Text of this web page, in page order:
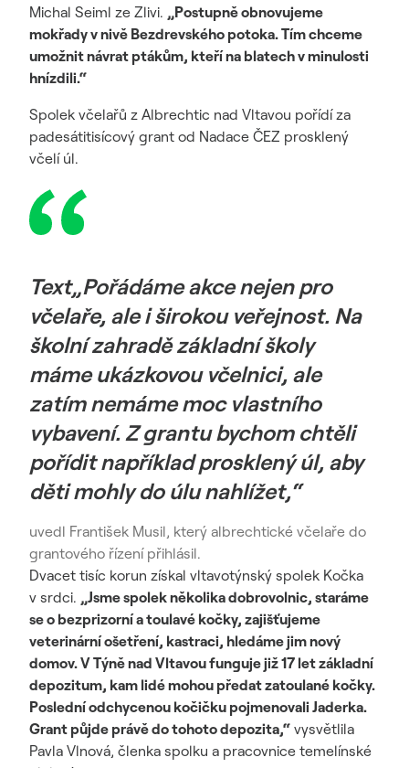
Michal Seiml ze Zlivi. „Postupně obnovujeme
mokřady v nivě Bezdrevského potoka. Tím chceme
umožnit návrat ptákům, kteří na blatech v minulosti
hnízdili.“
Spolek včelařů z Albrechtic nad Vltavou pořídí za
padesátitisícový grant od Nadace ČEZ prosklený
včelí úl.
Text„Pořádáme akce nejen pro
včelaře, ale i širokou veřejnost. Na
školní zahradě základní školy
máme ukázkovou včelnici, ale
zatím nemáme moc vlastního
vybavení. Z grantu bychom chtěli
pořídit například prosklený úl, aby
děti mohly do úlu nahlížet,“
uvedl František Musil, který albrechtické včelaře do
grantového řízení přihlásil.
Dvacet tisíc korun získal vltavotýnský spolek Kočka
v srdci. „Jsme spolek několika dobrovolnic, staráme
se o bezprizorní a toulavé kočky, zajišťujeme
veterinární ošetření, kastraci, hledáme jim nový
domov. V Týně nad Vltavou funguje již 17 let základní
depozitum, kam lidé mohou předat zatoulané kočky.
Poslední odchycenou kočičku pojmenovali Jaderka.
Grant půjde právě do tohoto depozita,“ vysvětlila
Pavla Vlnová, členka spolku a pracovnice temelínské